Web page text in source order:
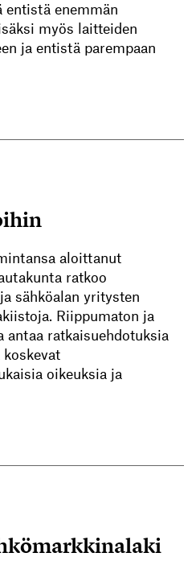
entistä enemmän
myös laitteiden
ja entistä parempaan
aloittanut
ratkoo
sähköalan yritysten
Riippumaton ja
antaa ratkaisuehdotuksia
oikeuksia ja